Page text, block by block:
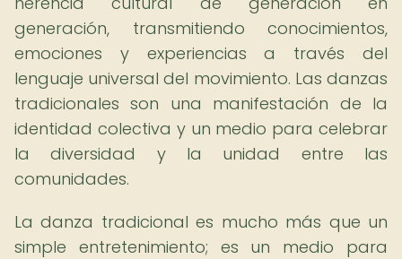
generación, transmitiendo conocimientos,
emociones y experiencias a través del
lenguaje universal del movimiento. Las danzas
tradicionales son una manifestación de la
identidad colectiva y un medio para celebrar
la diversidad y la unidad entre las
comunidades.
La danza tradicional es mucho más que un
simple entretenimiento; es un medio para